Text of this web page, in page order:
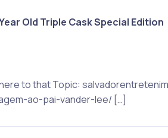
Old Triple Cask Special Edition
here to that Topic:
ao-pai-vander-lee/ […]